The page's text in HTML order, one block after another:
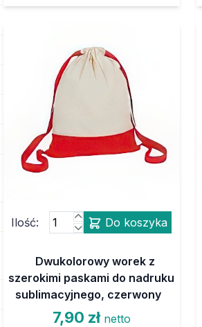
Ilość: Do koszyka
Dwukolorowy worek z
szerokimi paskami do nadruku
sublimacyjnego, czerwony
7,90 zł netto